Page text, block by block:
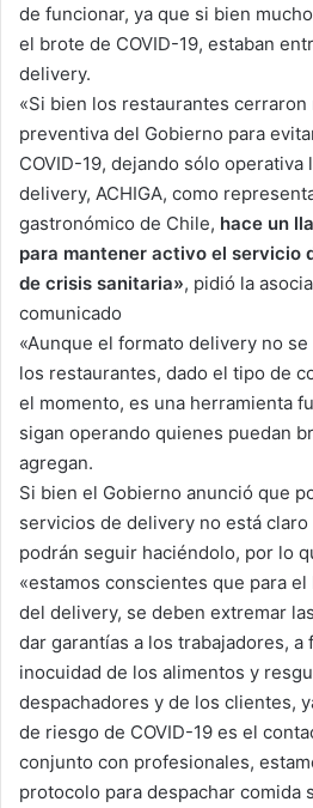
de funcionar, ya que si bien
el brote de COVID-19, estaban
delivery.
«Si bien los restaurantes
preventiva del Gobierno para
COVID-19, dejando sólo operativa
delivery, ACHIGA, como
gastronómico de Chile, hace un
para mantener activo el servicio
de crisis sanitaria», pidió la
comunicado
«Aunque el formato delivery no
los restaurantes, dado el tipo de
el momento, es una herramienta
sigan operando quienes puedan
agregan.
Si bien el Gobierno anunció que
servicios de delivery no está
podrán seguir haciéndolo, por lo
«estamos conscientes que para
del delivery, se deben extremar
dar garantías a los trabajadores, a
inocuidad de los alimentos y
despachadores y de los clientes,
de riesgo de COVID-19 es el
conjunto con profesionales,
protocolo para despachar comida